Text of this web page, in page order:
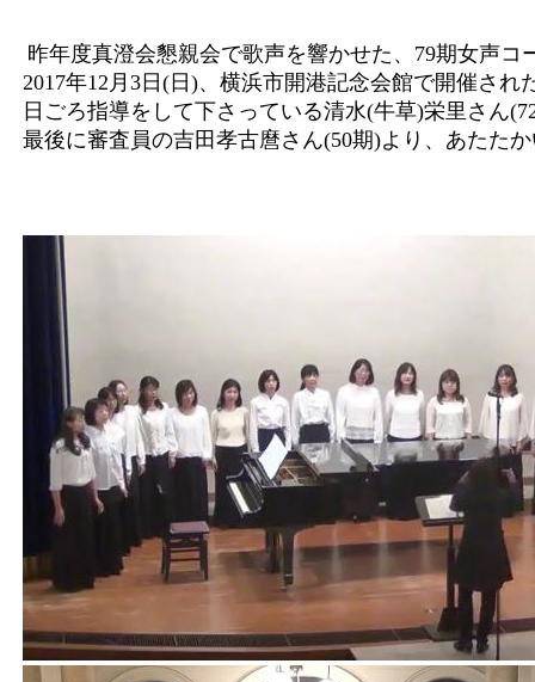
昨年度真澄会懇親会で歌声を響かせた、79期女声
2017年12月3日(日)、横浜市開港記念会館で開催され
日ごろ指導をして下さっている清水(牛草)栄里さん
最後に審査員の吉田孝古麿さん(50期)より、あたた